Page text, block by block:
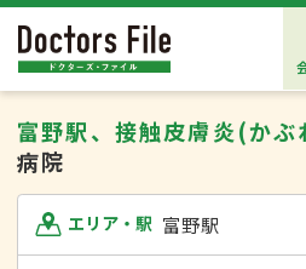
富野駅、接触皮膚炎(かぶ
病院
エリア・駅 富野駅